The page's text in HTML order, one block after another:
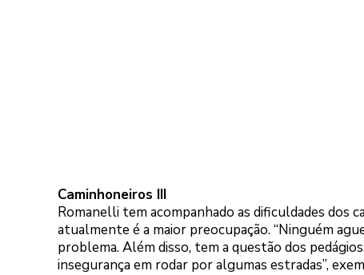
Caminhoneiros III
Romanelli tem acompanhado as dificuldades dos
atualmente é a maior preocupação. “Ninguém
problema. Além disso, tem a questão dos
insegurança em rodar por algumas estradas”,